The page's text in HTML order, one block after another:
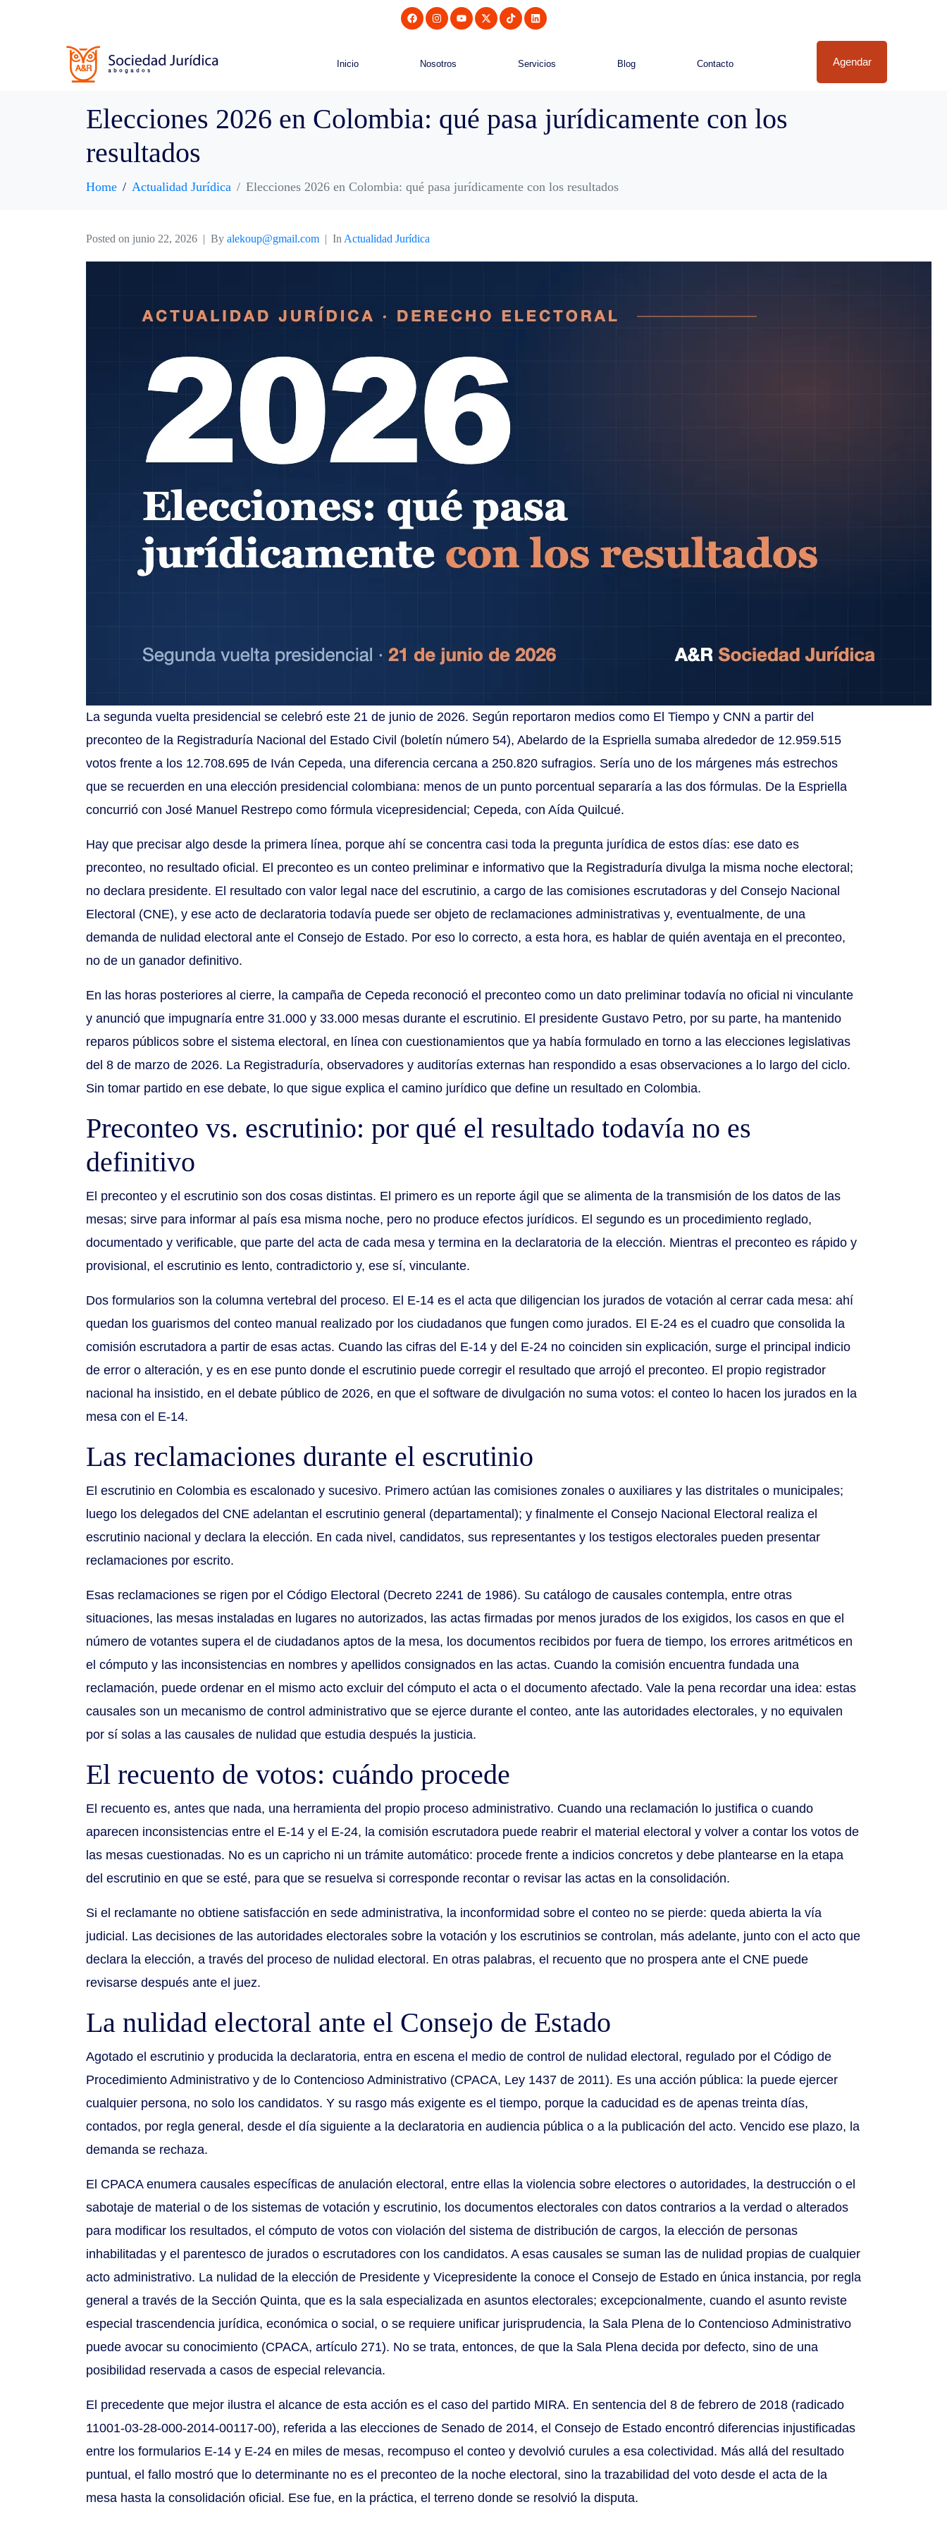
Inicio Nosotros Servicios Blog Contacto Agendar
Elecciones 2026 en Colombia: qué pasa jurídicamente con los
resultados
Home Actualidad Jurídica Elecciones 2026 en Colombia: qué pasa jurídicamente con los resultados
Posted on junio 22, 2026 By alekoup@gmail.com In Actualidad Jurídica
La segunda vuelta presidencial se celebró este 21 de junio de 2026. Según reportaron medios como El Tiempo y CNN a partir del
preconteo de la Registraduría Nacional del Estado Civil (boletín número 54), Abelardo de la Espriella sumaba alrededor de 12.959.515
votos frente a los 12.708.695 de Iván Cepeda, una diferencia cercana a 250.820 sufragios. Sería uno de los márgenes más estrechos
que se recuerden en una elección presidencial colombiana: menos de un punto porcentual separaría a las dos fórmulas. De la Espriella
concurrió con José Manuel Restrepo como fórmula vicepresidencial; Cepeda, con Aída Quilcué.
Hay que precisar algo desde la primera línea, porque ahí se concentra casi toda la pregunta jurídica de estos días: ese dato es
preconteo, no resultado oficial. El preconteo es un conteo preliminar e informativo que la Registraduría divulga la misma noche electoral;
no declara presidente. El resultado con valor legal nace del escrutinio, a cargo de las comisiones escrutadoras y del Consejo Nacional
Electoral (CNE), y ese acto de declaratoria todavía puede ser objeto de reclamaciones administrativas y, eventualmente, de una
demanda de nulidad electoral ante el Consejo de Estado. Por eso lo correcto, a esta hora, es hablar de quién aventaja en el preconteo,
no de un ganador definitivo.
En las horas posteriores al cierre, la campaña de Cepeda reconoció el preconteo como un dato preliminar todavía no oficial ni vinculante
y anunció que impugnaría entre 31.000 y 33.000 mesas durante el escrutinio. El presidente Gustavo Petro, por su parte, ha mantenido
reparos públicos sobre el sistema electoral, en línea con cuestionamientos que ya había formulado en torno a las elecciones legislativas
del 8 de marzo de 2026. La Registraduría, observadores y auditorías externas han respondido a esas observaciones a lo largo del ciclo.
Sin tomar partido en ese debate, lo que sigue explica el camino jurídico que define un resultado en Colombia.
Preconteo vs. escrutinio: por qué el resultado todavía no es
definitivo
El preconteo y el escrutinio son dos cosas distintas. El primero es un reporte ágil que se alimenta de la transmisión de los datos de las
mesas; sirve para informar al país esa misma noche, pero no produce efectos jurídicos. El segundo es un procedimiento reglado,
documentado y verificable, que parte del acta de cada mesa y termina en la declaratoria de la elección. Mientras el preconteo es rápido y
provisional, el escrutinio es lento, contradictorio y, ese sí, vinculante.
Dos formularios son la columna vertebral del proceso. El E-14 es el acta que diligencian los jurados de votación al cerrar cada mesa: ahí
quedan los guarismos del conteo manual realizado por los ciudadanos que fungen como jurados. El E-24 es el cuadro que consolida la
comisión escrutadora a partir de esas actas. Cuando las cifras del E-14 y del E-24 no coinciden sin explicación, surge el principal indicio
de error o alteración, y es en ese punto donde el escrutinio puede corregir el resultado que arrojó el preconteo. El propio registrador
nacional ha insistido, en el debate público de 2026, en que el software de divulgación no suma votos: el conteo lo hacen los jurados en la
mesa con el E-14.
Las reclamaciones durante el escrutinio
El escrutinio en Colombia es escalonado y sucesivo. Primero actúan las comisiones zonales o auxiliares y las distritales o municipales;
luego los delegados del CNE adelantan el escrutinio general (departamental); y finalmente el Consejo Nacional Electoral realiza el
escrutinio nacional y declara la elección. En cada nivel, candidatos, sus representantes y los testigos electorales pueden presentar
reclamaciones por escrito.
Esas reclamaciones se rigen por el Código Electoral (Decreto 2241 de 1986). Su catálogo de causales contempla, entre otras
situaciones, las mesas instaladas en lugares no autorizados, las actas firmadas por menos jurados de los exigidos, los casos en que el
número de votantes supera el de ciudadanos aptos de la mesa, los documentos recibidos por fuera de tiempo, los errores aritméticos en
el cómputo y las inconsistencias en nombres y apellidos consignados en las actas. Cuando la comisión encuentra fundada una
reclamación, puede ordenar en el mismo acto excluir del cómputo el acta o el documento afectado. Vale la pena recordar una idea: estas
causales son un mecanismo de control administrativo que se ejerce durante el conteo, ante las autoridades electorales, y no equivalen
por sí solas a las causales de nulidad que estudia después la justicia.
El recuento de votos: cuándo procede
El recuento es, antes que nada, una herramienta del propio proceso administrativo. Cuando una reclamación lo justifica o cuando
aparecen inconsistencias entre el E-14 y el E-24, la comisión escrutadora puede reabrir el material electoral y volver a contar los votos de
las mesas cuestionadas. No es un capricho ni un trámite automático: procede frente a indicios concretos y debe plantearse en la etapa
del escrutinio en que se esté, para que se resuelva si corresponde recontar o revisar las actas en la consolidación.
Si el reclamante no obtiene satisfacción en sede administrativa, la inconformidad sobre el conteo no se pierde: queda abierta la vía
judicial. Las decisiones de las autoridades electorales sobre la votación y los escrutinios se controlan, más adelante, junto con el acto que
declara la elección, a través del proceso de nulidad electoral. En otras palabras, el recuento que no prospera ante el CNE puede
revisarse después ante el juez.
La nulidad electoral ante el Consejo de Estado
Agotado el escrutinio y producida la declaratoria, entra en escena el medio de control de nulidad electoral, regulado por el Código de
Procedimiento Administrativo y de lo Contencioso Administrativo (CPACA, Ley 1437 de 2011). Es una acción pública: la puede ejercer
cualquier persona, no solo los candidatos. Y su rasgo más exigente es el tiempo, porque la caducidad es de apenas treinta días,
contados, por regla general, desde el día siguiente a la declaratoria en audiencia pública o a la publicación del acto. Vencido ese plazo, la
demanda se rechaza.
El CPACA enumera causales específicas de anulación electoral, entre ellas la violencia sobre electores o autoridades, la destrucción o el
sabotaje de material o de los sistemas de votación y escrutinio, los documentos electorales con datos contrarios a la verdad o alterados
para modificar los resultados, el cómputo de votos con violación del sistema de distribución de cargos, la elección de personas
inhabilitadas y el parentesco de jurados o escrutadores con los candidatos. A esas causales se suman las de nulidad propias de cualquier
acto administrativo. La nulidad de la elección de Presidente y Vicepresidente la conoce el Consejo de Estado en única instancia, por regla
general a través de la Sección Quinta, que es la sala especializada en asuntos electorales; excepcionalmente, cuando el asunto reviste
especial trascendencia jurídica, económica o social, o se requiere unificar jurisprudencia, la Sala Plena de lo Contencioso Administrativo
puede avocar su conocimiento (CPACA, artículo 271). No se trata, entonces, de que la Sala Plena decida por defecto, sino de una
posibilidad reservada a casos de especial relevancia.
El precedente que mejor ilustra el alcance de esta acción es el caso del partido MIRA. En sentencia del 8 de febrero de 2018 (radicado
11001-03-28-000-2014-00117-00), referida a las elecciones de Senado de 2014, el Consejo de Estado encontró diferencias injustificadas
entre los formularios E-14 y E-24 en miles de mesas, recompuso el conteo y devolvió curules a esa colectividad. Más allá del resultado
puntual, el fallo mostró que lo determinante no es el preconteo de la noche electoral, sino la trazabilidad del voto desde el acta de la
mesa hasta la consolidación oficial. Ese fue, en la práctica, el terreno donde se resolvió la disputa.